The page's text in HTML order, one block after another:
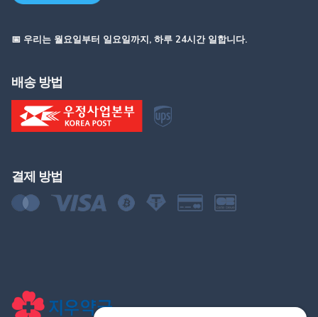
📅 우리는 월요일부터 일요일까지, 하루 24시간 일합니다.
배송 방법
결제 방법